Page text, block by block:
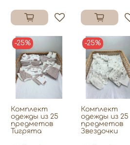
-25%
Комплект
одежды из 25
предметов
Тигрята
-25%
Комплект
одежды из 25
предметов
Звездочки